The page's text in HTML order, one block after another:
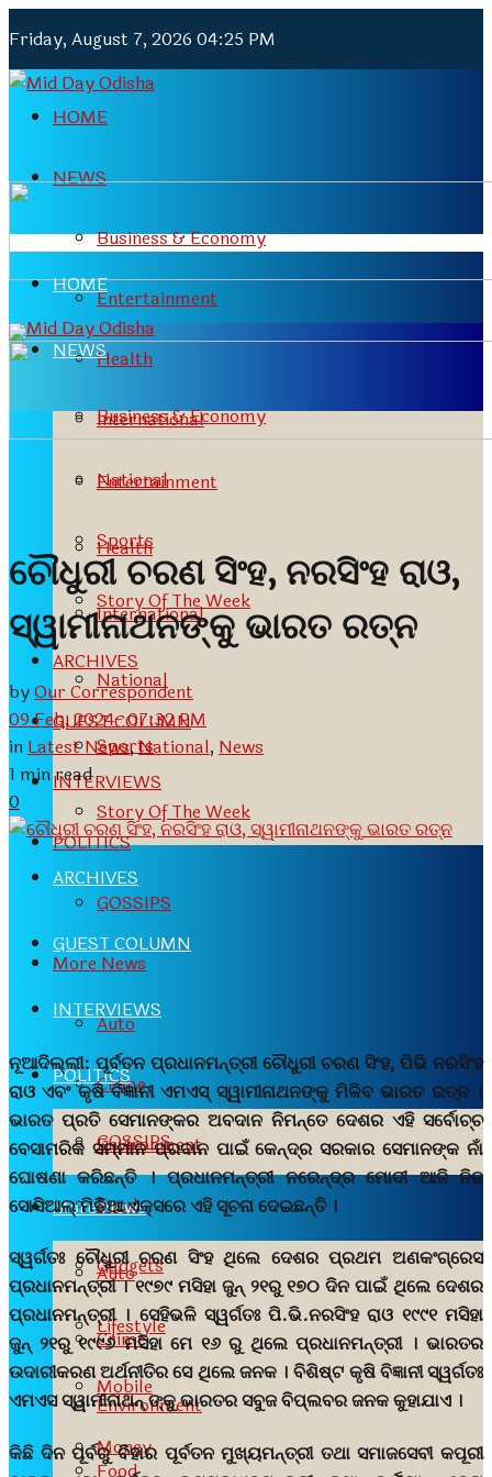
Friday, August 7, 2026 04:25 PM
HOME
NEWS
Business & Economy
Entertainment
Health
International
National
Sports
Story Of The Week
ARCHIVES
GUEST COLUMN
INTERVIEWS
POLITICS
GOSSIPS
More News
Auto
Crime
Environment
Food
Gadgets
Lifestyle
Mobile
Money
HOME
NEWS
Business & Economy
Entertainment
Health
International
National
Sports
Story Of The Week
ARCHIVES
GUEST COLUMN
INTERVIEWS
POLITICS
GOSSIPS
More News
Auto
Crime
Environment
Food
ଚୌଧୁରୀ ଚରଣ ସିଂହ, ନରସିଂହ ରାଓ,
ସ୍ୱାମୀନାଥନଙ୍କୁ ଭାରତ ରତ୍ନ
byOur Correspondent
09 Feb, 2024- 07:32 PM
in Latest News,National, News
1 min read
0
ନୂଆଦିଲ୍ଲୀ:ପୂର୍ବତନ ପ୍ରଧାନମନ୍ତ୍ରୀ ଚୌଧୁରୀ ଚରଣ ସିଂହ, ପିଭି ନରସିଂହ
ରାଓ ଏବଂ କୃଷି ବିଜ୍ଞାନୀ ଏମଏସ୍ ସ୍ୱାମୀନାଥନଙ୍କୁ ମିଳିବ ଭାରତ ରତ୍ନ ।
ଭାରତ ପ୍ରତି ସେମାନଙ୍କର ଅବଦାନ ନିମନ୍ତେ ଦେଶର ଏହି ସର୍ବୋଚ୍ଚ
ବେସାମରିକ ସମ୍ମାନ ପ୍ରଦାନ ପାଇଁ କେନ୍ଦ୍ର ସରକାର ସେମାନଙ୍କ ନାଁ
ଘୋଷଣା କରିଛନ୍ତି । ପ୍ରଧାନମନ୍ତ୍ରୀ ନରେନ୍ଦ୍ର ମୋଦୀ ଆଜି ନିଜ
ସୋସିଆଲ୍ ମିଡିଆ ଏକ୍ସରେ ଏହି ସୂଚନା ଦେଇଛନ୍ତି ।
ସ୍ୱର୍ଗତଃ ଚୌଧୁରୀ ଚରଣ ସିଂହ ଥିଲେ ଦେଶର ପ୍ରଥମ ଅଣକଂଗ୍ରେସ
ପ୍ରଧାନମନ୍ତ୍ରୀ । ୧୯୭୯ ମସିହା ଜୁନ୍ ୨୧ରୁ ୧୭୦ ଦିନ ପାଇଁ ଥିଲେ ଦେଶର
ପ୍ରଧାନମନ୍ତ୍ରୀ । ସେହିଭଳି ସ୍ୱର୍ଗତଃ ପି.ଭି.ନରସିଂହ ରାଓ ୧୯୯୧ ମସିହା
ଜୁନ୍ ୨୧ରୁ ୧୯୯୬ ମସିହା ମେ ୧୬ ରୁ ଥିଲେ ପ୍ରଧାନମନ୍ତ୍ରୀ । ଭାରତର
ଉଦାରୀକରଣ ଅର୍ଥନୀତିର ସେ ଥିଲେ ଜନକ । ବିଶିଷ୍ଟ କୃଷି ବିଜ୍ଞାନୀ ସ୍ୱର୍ଗତଃ
ଏମଏସ ସ୍ୱାମୀନାଥନ୍ ଙ୍କୁ ଭାରତର ସବୁଜ ବିପ୍ଲବର ଜନକ କୁହାଯାଏ ।
କିଛି ଦିନ ପୂର୍ବରୁ ବିହାର ପୂର୍ବତନ ମୁଖ୍ୟମନ୍ତ୍ରୀ ତଥା ସମାଜସେବୀ କପୂରୀ